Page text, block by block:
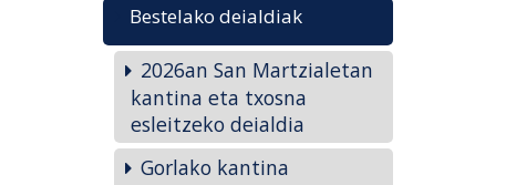
Bestelako deialdiak
2026an San Martzialetan
kantina eta txosna
esleitzeko deialdia
Gorlako kantina